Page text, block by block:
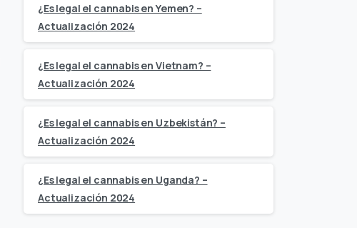
¿Es legal el cannabis en Yemen? –
Actualización 2024
¿Es legal el cannabis en Vietnam? –
Actualización 2024
¿Es legal el cannabis en Uzbekistán? –
Actualización 2024
¿Es legal el cannabis en Uganda? –
Actualización 2024